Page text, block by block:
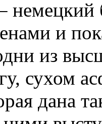
и
из
сухом
дана